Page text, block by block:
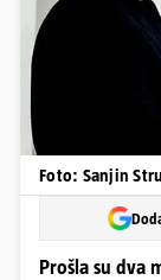
Foto: Sanjin
Prošla su dva